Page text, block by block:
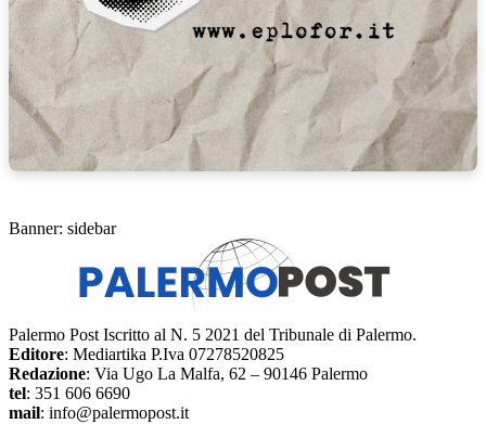
Banner: sidebar
Palermo Post Iscritto al N. 5 2021 del Tribunale di Palermo.
Editore: Mediartika P.Iva 07278520825
Redazione: Via Ugo La Malfa, 62 – 90146 Palermo
tel: 351 606 6690
mail: info@palermopost.it